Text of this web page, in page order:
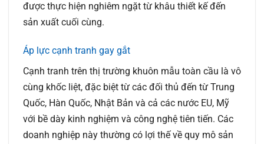
được thực hiện nghiêm ngặt từ khâu thiết kế đến
sản xuất cuối cùng.
Áp lực cạnh tranh gay gắt
Cạnh tranh trên thị trường khuôn mẫu toàn cầu là vô
cùng khốc liệt, đặc biệt từ các đối thủ đến từ Trung
Quốc, Hàn Quốc, Nhật Bản và cả các nước EU, Mỹ
với bề dày kinh nghiệm và công nghệ tiên tiến. Các
doanh nghiệp này thường có lợi thế về quy mô sản